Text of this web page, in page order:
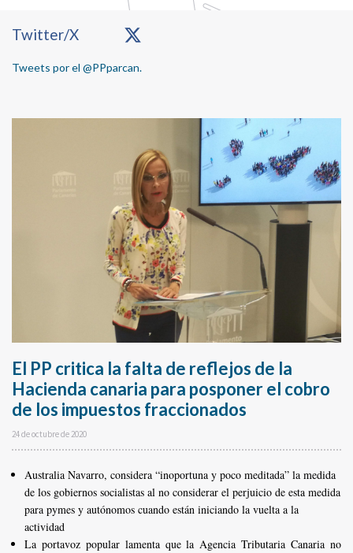
El PP critica la falta de reflejos de la
Hacienda canaria para posponer el cobro
de los impuestos fraccionados
24 de octubre de 2020
Australia Navarro, considera “inoportuna y poco meditada” la medida
de los gobiernos socialistas al no considerar el perjuicio de esta medida
para pymes y autónomos cuando están iniciando la vuelta a la
actividad
La portavoz popular lamenta que la Agencia Tributaria Canaria no
Primary
Twitter/X
Tweets por el @PPparcan.